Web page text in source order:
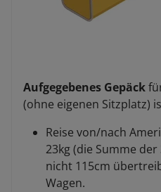
Aufgegebenes Gepäck
(ohne eigenen Sitzplatz)
Reise von/nach
23kg (die Summe
nicht 115cm
Wagen.